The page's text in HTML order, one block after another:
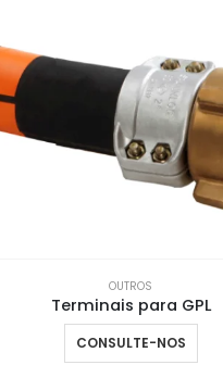
OUTROS
Abraçadeiras Spannfix
CONSULTE-NOS